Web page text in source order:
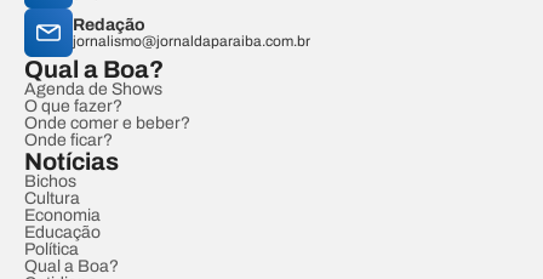
Redação
jornalismo@jornaldaparaiba.com.br
Qual a Boa?
Agenda de Shows
O que fazer?
Onde comer e beber?
Onde ficar?
Notícias
Bichos
Cultura
Economia
Educação
Política
Qual a Boa?